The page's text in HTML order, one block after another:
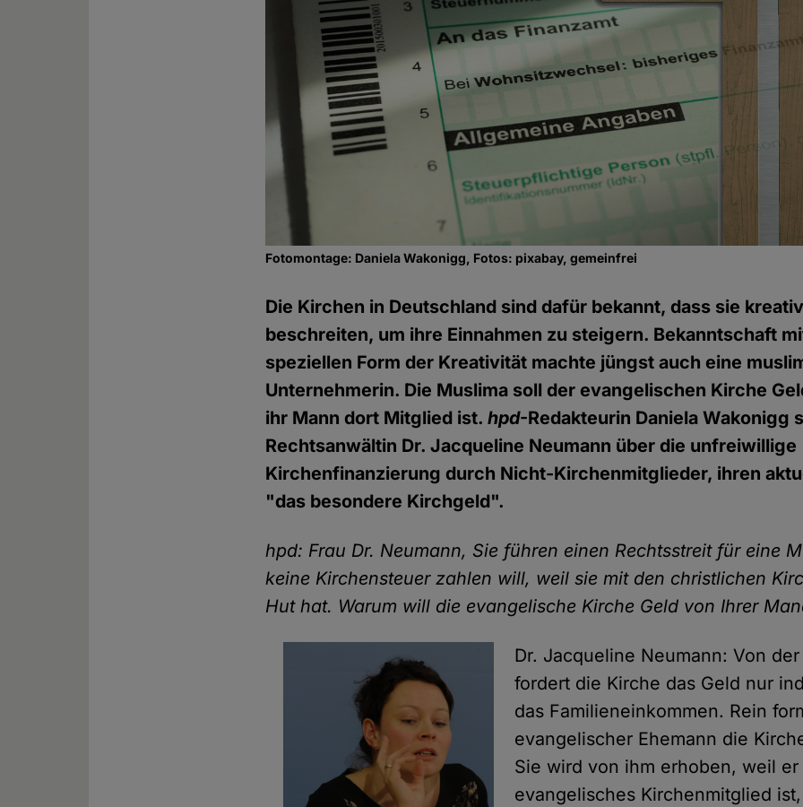
Fotomontage: Daniela Wakonigg, Fotos: pixabay, gemeinfrei
Die Kirchen in Deutschland sind dafür bekannt, dass sie
beschreiten, um ihre Einnahmen zu steigern. Bekanntschaft
speziellen Form der Kreativität machte jüngst auch eine
Unternehmerin. Die Muslima soll der evangelischen Kirche
ihr Mann dort Mitglied ist.hpd-Redakteurin Daniela Wakonigg
Rechtsanwältin Dr. Jacqueline Neumann über die unfreiwillige
Kirchenfinanzierung durch Nicht-Kirchenmitglieder, ihren
"das besondere Kirchgeld".
hpd: Frau Dr. Neumann, Sie führen einen Rechtsstreit für eine
keine Kirchensteuer zahlen will, weil sie mit den christlichen
Hut hat. Warum will die evangelische Kirche Geld von Ihrer
Dr. Jacqueline Neumann: Von
fordert die Kirche das Geld nur
das Familieneinkommen. Rein
evangelischer Ehemann die
Sie wird von ihm erhoben, weil er
evangelisches Kirchenmitglied